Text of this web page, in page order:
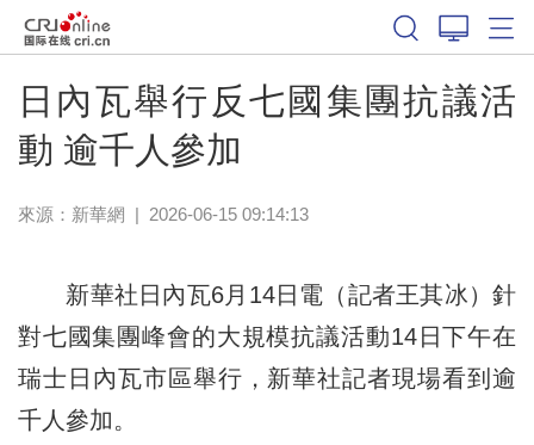
日內瓦舉行反七國集團抗議活
動 逾千人參加
來源： 新華網 | 2026-06-15 09:14:13
新華社日內瓦6月14日電（記者王其冰）針
對七國集團峰會的大規模抗議活動14日下午在
瑞士日內瓦市區舉行，新華社記者現場看到逾
千人參加。